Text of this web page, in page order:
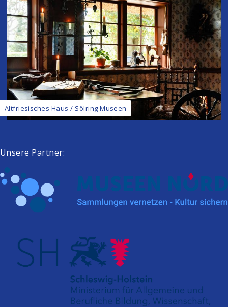
Altfriesisches Haus / Sölring Museen
Unsere Partner: